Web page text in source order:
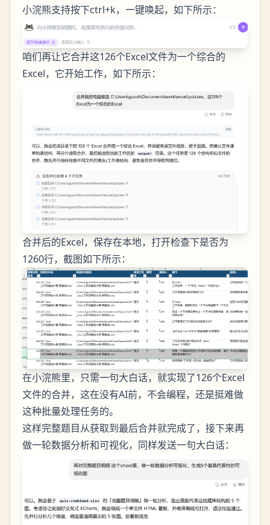
小浣熊支持按下ctrl+k，一键唤起，如下所示：
咱们再让它合并这126个Excel文件为一个综合的
Excel，它开始工作，如下所示：
合并后的Excel，保存在本地，打开检查下是否为
1260行，截图如下所示：
在小浣熊里，只需一句大白话，就实现了126个Excel
文件的合并，这在没有AI前，不会编程，还是挺难做
这种批量处理任务的。
这样完整题目从获取到最后合并就完成了，接下来再
做一轮数据分析和可视化，同样发送一句大白话：